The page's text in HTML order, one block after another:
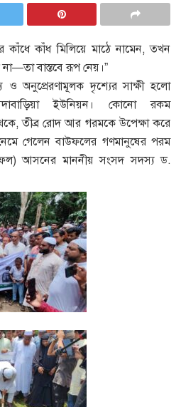
কাঁধ মিলিয়ে মাঠে নামেন, তখন
বাস্তবে রূপ নেয়।”
দৃশ্যের সাক্ষী হলো
ইউনিয়ন। কোনো রকম
তীব্র রোদ আর গরমকে উপেক্ষা করে
গেলেন বাউফলের গণমানুষের পরম
আসনের মাননীয় সংসদ সদস্য ড.